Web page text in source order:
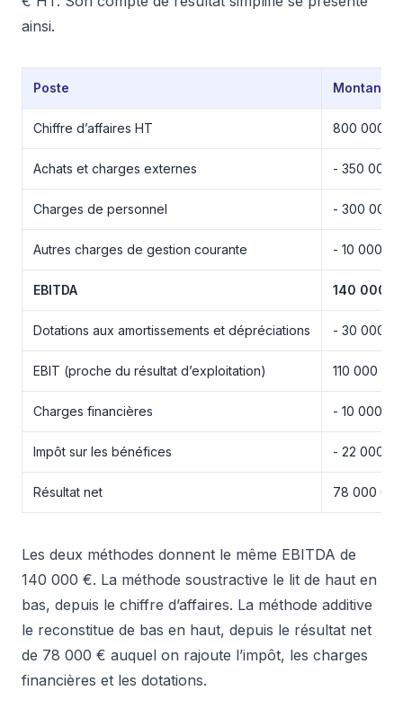
ainsi.
Poste Montant
Chiffre d’affaires HT 800 000 €
Achats et charges externes - 350 000
Charges de personnel - 300 000
Autres charges de gestion courante - 10 000 €
EBITDA 140 000 €
Dotations aux amortissements et dépréciations - 30 000 €
EBIT (proche du résultat d’exploitation) 110 000 €
Charges financières - 10 000 €
Impôt sur les bénéfices - 22 000 €
Résultat net 78 000 €
Les deux méthodes donnent le même EBITDA de
140 000 €. La méthode soustractive le lit de haut en
bas, depuis le chiffre d’affaires. La méthode additive
le reconstitue de bas en haut, depuis le résultat net
de 78 000 € auquel on rajoute l’impôt, les charges
financières et les dotations.